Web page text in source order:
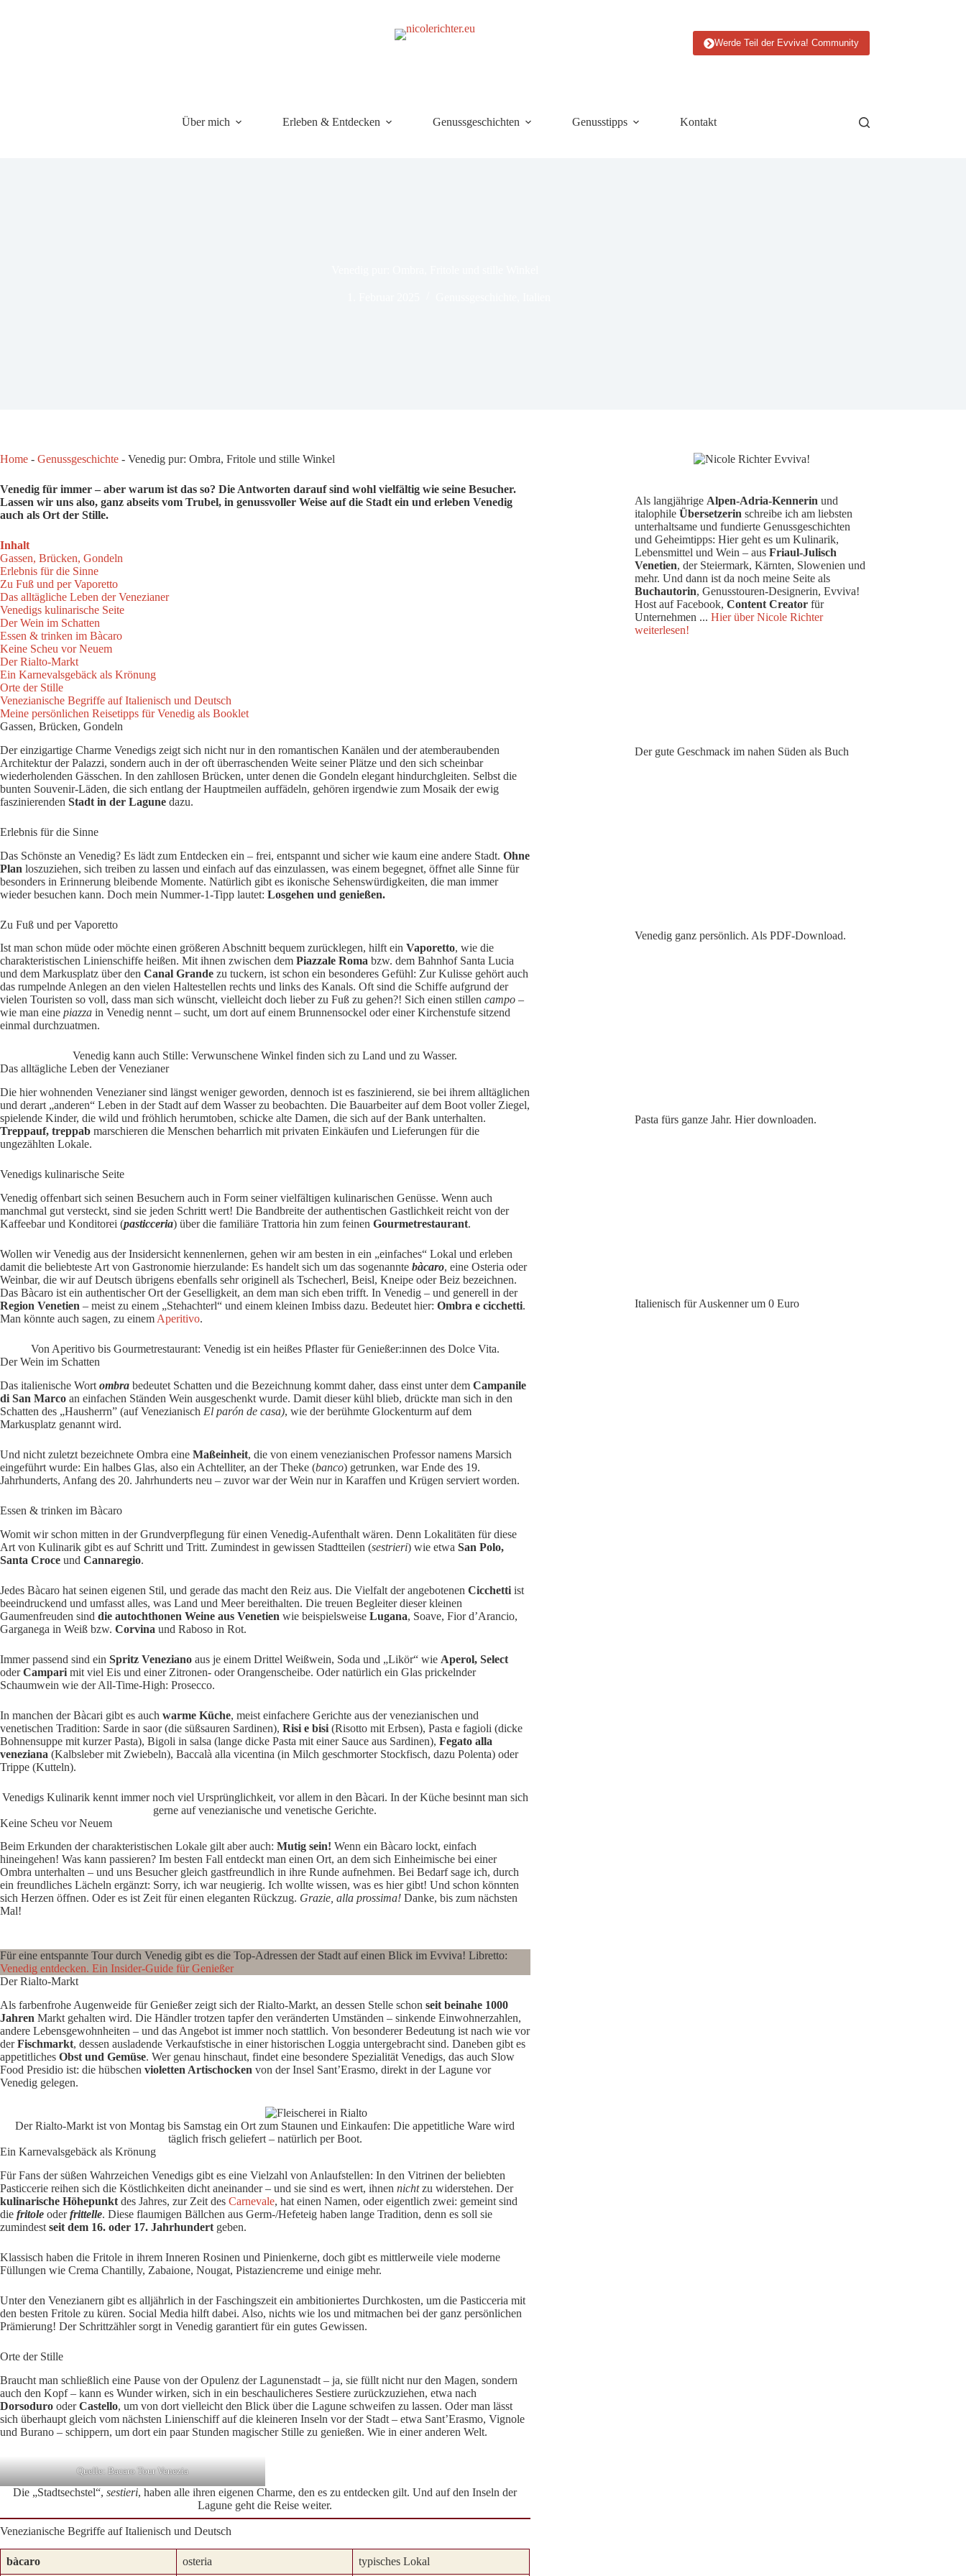
Werde Teil der Evviva! Community
Über mich Erleben & Entdecken Genussgeschichten Genusstipps Kontakt
Home - Genussgeschichte - Venedig pur: Ombra, Fritole und stille Winkel
Venedig für immer – aber warum ist das so? Die Antworten darauf sind wohl vielfältig wie seine Besucher.
Lassen wir uns also, ganz abseits vom Trubel, in genussvoller Weise auf die Stadt ein und erleben Venedig
auch als Ort der Stille.
Inhalt
Gassen, Brücken, Gondeln
Erlebnis für die Sinne
Zu Fuß und per Vaporetto
Das alltägliche Leben der Venezianer
Venedigs kulinarische Seite
Der Wein im Schatten
Essen & trinken im Bàcaro
Keine Scheu vor Neuem
Der Rialto-Markt
Ein Karnevalsgebäck als Krönung
Orte der Stille
Venezianische Begriffe auf Italienisch und Deutsch
Meine persönlichen Reisetipps für Venedig als Booklet
Gassen, Brücken, Gondeln
Der einzigartige Charme Venedigs zeigt sich nicht nur in den romantischen Kanälen und der atemberaubenden
Architektur der Palazzi, sondern auch in der oft überraschenden Weite seiner Plätze und den sich scheinbar
wiederholenden Gässchen. In den zahllosen Brücken, unter denen die Gondeln elegant hindurchgleiten. Selbst die
bunten Souvenir-Läden, die sich entlang der Hauptmeilen auffädeln, gehören irgendwie zum Mosaik der ewig
faszinierenden Stadt in der Lagune dazu.
Erlebnis für die Sinne
Das Schönste an Venedig? Es lädt zum Entdecken ein – frei, entspannt und sicher wie kaum eine andere Stadt. Ohne
Plan loszuziehen, sich treiben zu lassen und einfach auf das einzulassen, was einem begegnet, öffnet alle Sinne für
besonders in Erinnerung bleibende Momente. Natürlich gibt es ikonische Sehenswürdigkeiten, die man immer
wieder besuchen kann. Doch mein Nummer-1-Tipp lautet: Losgehen und genießen.
Zu Fuß und per Vaporetto
Ist man schon müde oder möchte einen größeren Abschnitt bequem zurücklegen, hilft ein Vaporetto, wie die
charakteristischen Linienschiffe heißen. Mit ihnen zwischen dem Piazzale Roma bzw. dem Bahnhof Santa Lucia
und dem Markusplatz über den Canal Grande zu tuckern, ist schon ein besonderes Gefühl: Zur Kulisse gehört auch
das rumpelnde Anlegen an den vielen Haltestellen rechts und links des Kanals. Oft sind die Schiffe aufgrund der
vielen Touristen so voll, dass man sich wünscht, vielleicht doch lieber zu Fuß zu gehen?! Sich einen stillen campo –
wie man eine piazza in Venedig nennt – sucht, um dort auf einem Brunnensockel oder einer Kirchenstufe sitzend
einmal durchzuatmen.
Venedig kann auch Stille: Verwunschene Winkel finden sich zu Land und zu Wasser.
Das alltägliche Leben der Venezianer
Die hier wohnenden Venezianer sind längst weniger geworden, dennoch ist es faszinierend, sie bei ihrem alltäglichen
und derart „anderen“ Leben in der Stadt auf dem Wasser zu beobachten. Die Bauarbeiter auf dem Boot voller Ziegel,
spielende Kinder, die wild und fröhlich herumtoben, schicke alte Damen, die sich auf der Bank unterhalten.
Treppauf, treppab marschieren die Menschen beharrlich mit privaten Einkäufen und Lieferungen für die
ungezählten Lokale.
Venedigs kulinarische Seite
Venedig offenbart sich seinen Besuchern auch in Form seiner vielfältigen kulinarischen Genüsse. Wenn auch
manchmal gut versteckt, sind sie jeden Schritt wert! Die Bandbreite der authentischen Gastlichkeit reicht von der
Kaffeebar und Konditorei (pasticceria) über die familiäre Trattoria hin zum feinen Gourmetrestaurant.
Wollen wir Venedig aus der Insidersicht kennenlernen, gehen wir am besten in ein „einfaches“ Lokal und erleben
damit die beliebteste Art von Gastronomie hierzulande: Es handelt sich um das sogenannte bàcaro, eine Osteria oder
Weinbar, die wir auf Deutsch übrigens ebenfalls sehr originell als Tschecherl, Beisl, Kneipe oder Beiz bezeichnen.
Das Bàcaro ist ein authentischer Ort der Geselligkeit, an dem man sich eben trifft. In Venedig – und generell in der
Region Venetien – meist zu einem „Stehachterl“ und einem kleinen Imbiss dazu. Bedeutet hier: Ombra e cicchetti.
Man könnte auch sagen, zu einem Aperitivo.
Von Aperitivo bis Gourmetrestaurant: Venedig ist ein heißes Pflaster für Genießer:innen des Dolce Vita.
Der Wein im Schatten
Das italienische Wort ombra bedeutet Schatten und die Bezeichnung kommt daher, dass einst unter dem Campanile
di San Marco an einfachen Ständen Wein ausgeschenkt wurde. Damit dieser kühl blieb, drückte man sich in den
Schatten des „Hausherrn” (auf Venezianisch El parón de casa), wie der berühmte Glockenturm auf dem
Markusplatz genannt wird.
Und nicht zuletzt bezeichnete Ombra eine Maßeinheit, die von einem venezianischen Professor namens Marsich
eingeführt wurde: Ein halbes Glas, also ein Achtelliter, an der Theke (banco) getrunken, war Ende des 19.
Jahrhunderts, Anfang des 20. Jahrhunderts neu – zuvor war der Wein nur in Karaffen und Krügen serviert worden.
Essen & trinken im Bàcaro
Womit wir schon mitten in der Grundverpflegung für einen Venedig-Aufenthalt wären. Denn Lokalitäten für diese
Art von Kulinarik gibt es auf Schritt und Tritt. Zumindest in gewissen Stadtteilen (sestrieri) wie etwa San Polo,
Santa Croce und Cannaregio.
Jedes Bàcaro hat seinen eigenen Stil, und gerade das macht den Reiz aus. Die Vielfalt der angebotenen Cicchetti ist
beeindruckend und umfasst alles, was Land und Meer bereithalten. Die treuen Begleiter dieser kleinen
Gaumenfreuden sind die autochthonen Weine aus Venetien wie beispielsweise Lugana, Soave, Fior d’Arancio,
Garganega in Weiß bzw. Corvina und Raboso in Rot.
Immer passend sind ein Spritz Veneziano aus je einem Drittel Weißwein, Soda und „Likör“ wie Aperol, Select
oderCampari mit viel Eis und einer Zitronen- oder Orangenscheibe. Oder natürlich ein Glas prickelnder
Schaumwein wie der All-Time-High: Prosecco.
In manchen der Bàcari gibt es auch warme Küche, meist einfachere Gerichte aus der venezianischen und
venetischen Tradition: Sarde in saor (die süßsauren Sardinen), Risi e bisi (Risotto mit Erbsen), Pasta e fagioli (dicke
Bohnensuppe mit kurzer Pasta), Bigoli in salsa (lange dicke Pasta mit einer Sauce aus Sardinen), Fegato alla
veneziana (Kalbsleber mit Zwiebeln), Baccalà alla vicentina (in Milch geschmorter Stockfisch, dazu Polenta) oder
Trippe (Kutteln).
Venedigs Kulinarik kennt immer noch viel Ursprünglichkeit, vor allem in den Bàcari. In der Küche besinnt man sich
gerne auf venezianische und venetische Gerichte.
Keine Scheu vor Neuem
Beim Erkunden der charakteristischen Lokale gilt aber auch: Mutig sein! Wenn ein Bàcaro lockt, einfach
hineingehen! Was kann passieren? Im besten Fall entdeckt man einen Ort, an dem sich Einheimische bei einer
Ombra unterhalten – und uns Besucher gleich gastfreundlich in ihre Runde aufnehmen. Bei Bedarf sage ich, durch
ein freundliches Lächeln ergänzt: Sorry, ich war neugierig. Ich wollte wissen, was es hier gibt! Und schon könnten
sich Herzen öffnen. Oder es ist Zeit für einen eleganten Rückzug. Grazie, alla prossima! Danke, bis zum nächsten
Mal!
Für eine entspannte Tour durch Venedig gibt es die Top-Adressen der Stadt auf einen Blick im Evviva! Libretto:
Venedig entdecken. Ein Insider-Guide für Genießer
Der Rialto-Markt
Als farbenfrohe Augenweide für Genießer zeigt sich der Rialto-Markt, an dessen Stelle schon seit beinahe 1000
Jahren Markt gehalten wird. Die Händler trotzen tapfer den veränderten Umständen – sinkende Einwohnerzahlen,
andere Lebensgewohnheiten – und das Angebot ist immer noch stattlich. Von besonderer Bedeutung ist nach wie vor
derFischmarkt, dessen ausladende Verkaufstische in einer historischen Loggia untergebracht sind. Daneben gibt es
appetitliches Obst und Gemüse. Wer genau hinschaut, findet eine besondere Spezialität Venedigs, das auch Slow
Food Presidio ist: die hübschen violetten Artischocken von der Insel Sant’Erasmo, direkt in der Lagune vor
Venedig gelegen.
Der Rialto-Markt ist von Montag bis Samstag ein Ort zum Staunen und Einkaufen: Die appetitliche Ware wird
täglich frisch geliefert – natürlich per Boot.
Ein Karnevalsgebäck als Krönung
Für Fans der süßen Wahrzeichen Venedigs gibt es eine Vielzahl von Anlaufstellen: In den Vitrinen der beliebten
Pasticcerie reihen sich die Köstlichkeiten dicht aneinander – und sie sind es wert, ihnen nichtzu widerstehen. Der
kulinarische Höhepunkt des Jahres, zur Zeit des Carnevale, hat einen Namen, oder eigentlich zwei: gemeint sind
die fritole oder frittelle. Diese flaumigen Bällchen aus Germ-/Hefeteig haben lange Tradition, denn es soll sie
zumindest seit dem 16. oder 17. Jahrhundert geben.
Klassisch haben die Fritole in ihrem Inneren Rosinen und Pinienkerne, doch gibt es mittlerweile viele moderne
Füllungen wie Crema Chantilly, Zabaione, Nougat, Pistaziencreme und einige mehr.
Unter den Venezianern gibt es alljährlich in der Faschingszeit ein ambitioniertes Durchkosten, um die Pasticceria mit
den besten Fritole zu küren. Social Media hilft dabei. Also, nichts wie los und mitmachen bei der ganz persönlichen
Prämierung! Der Schrittzähler sorgt in Venedig garantiert für ein gutes Gewissen.
Orte der Stille
Braucht man schließlich eine Pause von der Opulenz der Lagunenstadt – ja, sie füllt nicht nur den Magen, sondern
auch den Kopf – kann es Wunder wirken, sich in ein beschaulicheres Sestiere zurückzuziehen, etwa nach
Dorsoduro oderCastello, um von dort vielleicht den Blick über die Lagune schweifen zu lassen. Oder man lässt
sich überhaupt gleich vom nächsten Linienschiff auf die kleineren Inseln vor der Stadt – etwa Sant’Erasmo, Vignole
und Burano – schippern, um dort ein paar Stunden magischer Stille zu genießen. Wie in einer anderen Welt.
Quelle: Bacaro Tour Venezia
Die „Stadtsechstel“,sestieri, haben alle ihren eigenen Charme, den es zu entdecken gilt. Und auf den Inseln der
Lagune geht die Reise weiter.
Venezianische Begriffe auf Italienisch und Deutsch
bàcaro osteria typisches Lokal
Als langjährige Alpen-Adria-Kennerin und
italophileÜbersetzerin schreibe ich am liebsten
unterhaltsame und fundierte Genussgeschichten
und Geheimtipps: Hier geht es um Kulinarik,
Lebensmittel und Wein – ausFriaul-Julisch
Venetien, der Steiermark, Kärnten, Slowenien und
mehr. Und dann ist da noch meine Seite als
Buchautorin, Genusstouren-Designerin, Evviva!
Host auf Facebook,Content Creator für
Unternehmen ...Hier über Nicole Richter
weiterlesen!
Der gute Geschmack im nahen Süden als Buch
Venedig ganz persönlich. Als PDF-Download.
Pasta fürs ganze Jahr. Hier downloaden.
Italienisch für Auskenner um 0 Euro